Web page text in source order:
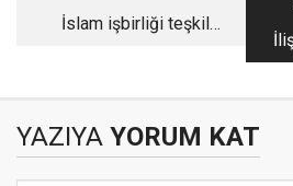
İslam işbirliği teşkilatı
YAZIYA YORUM KAT